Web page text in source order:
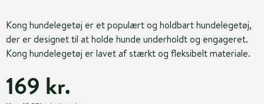
Kong hundelegetøj er et populært og holdbart hundelegetøj,
der er designet til at holde hunde underholdt og engageret.
Kong hundelegetøj er lavet af stærkt og fleksibelt materiale.
169 kr.